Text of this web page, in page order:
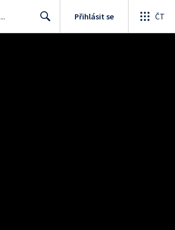
Přihlásit se ČT